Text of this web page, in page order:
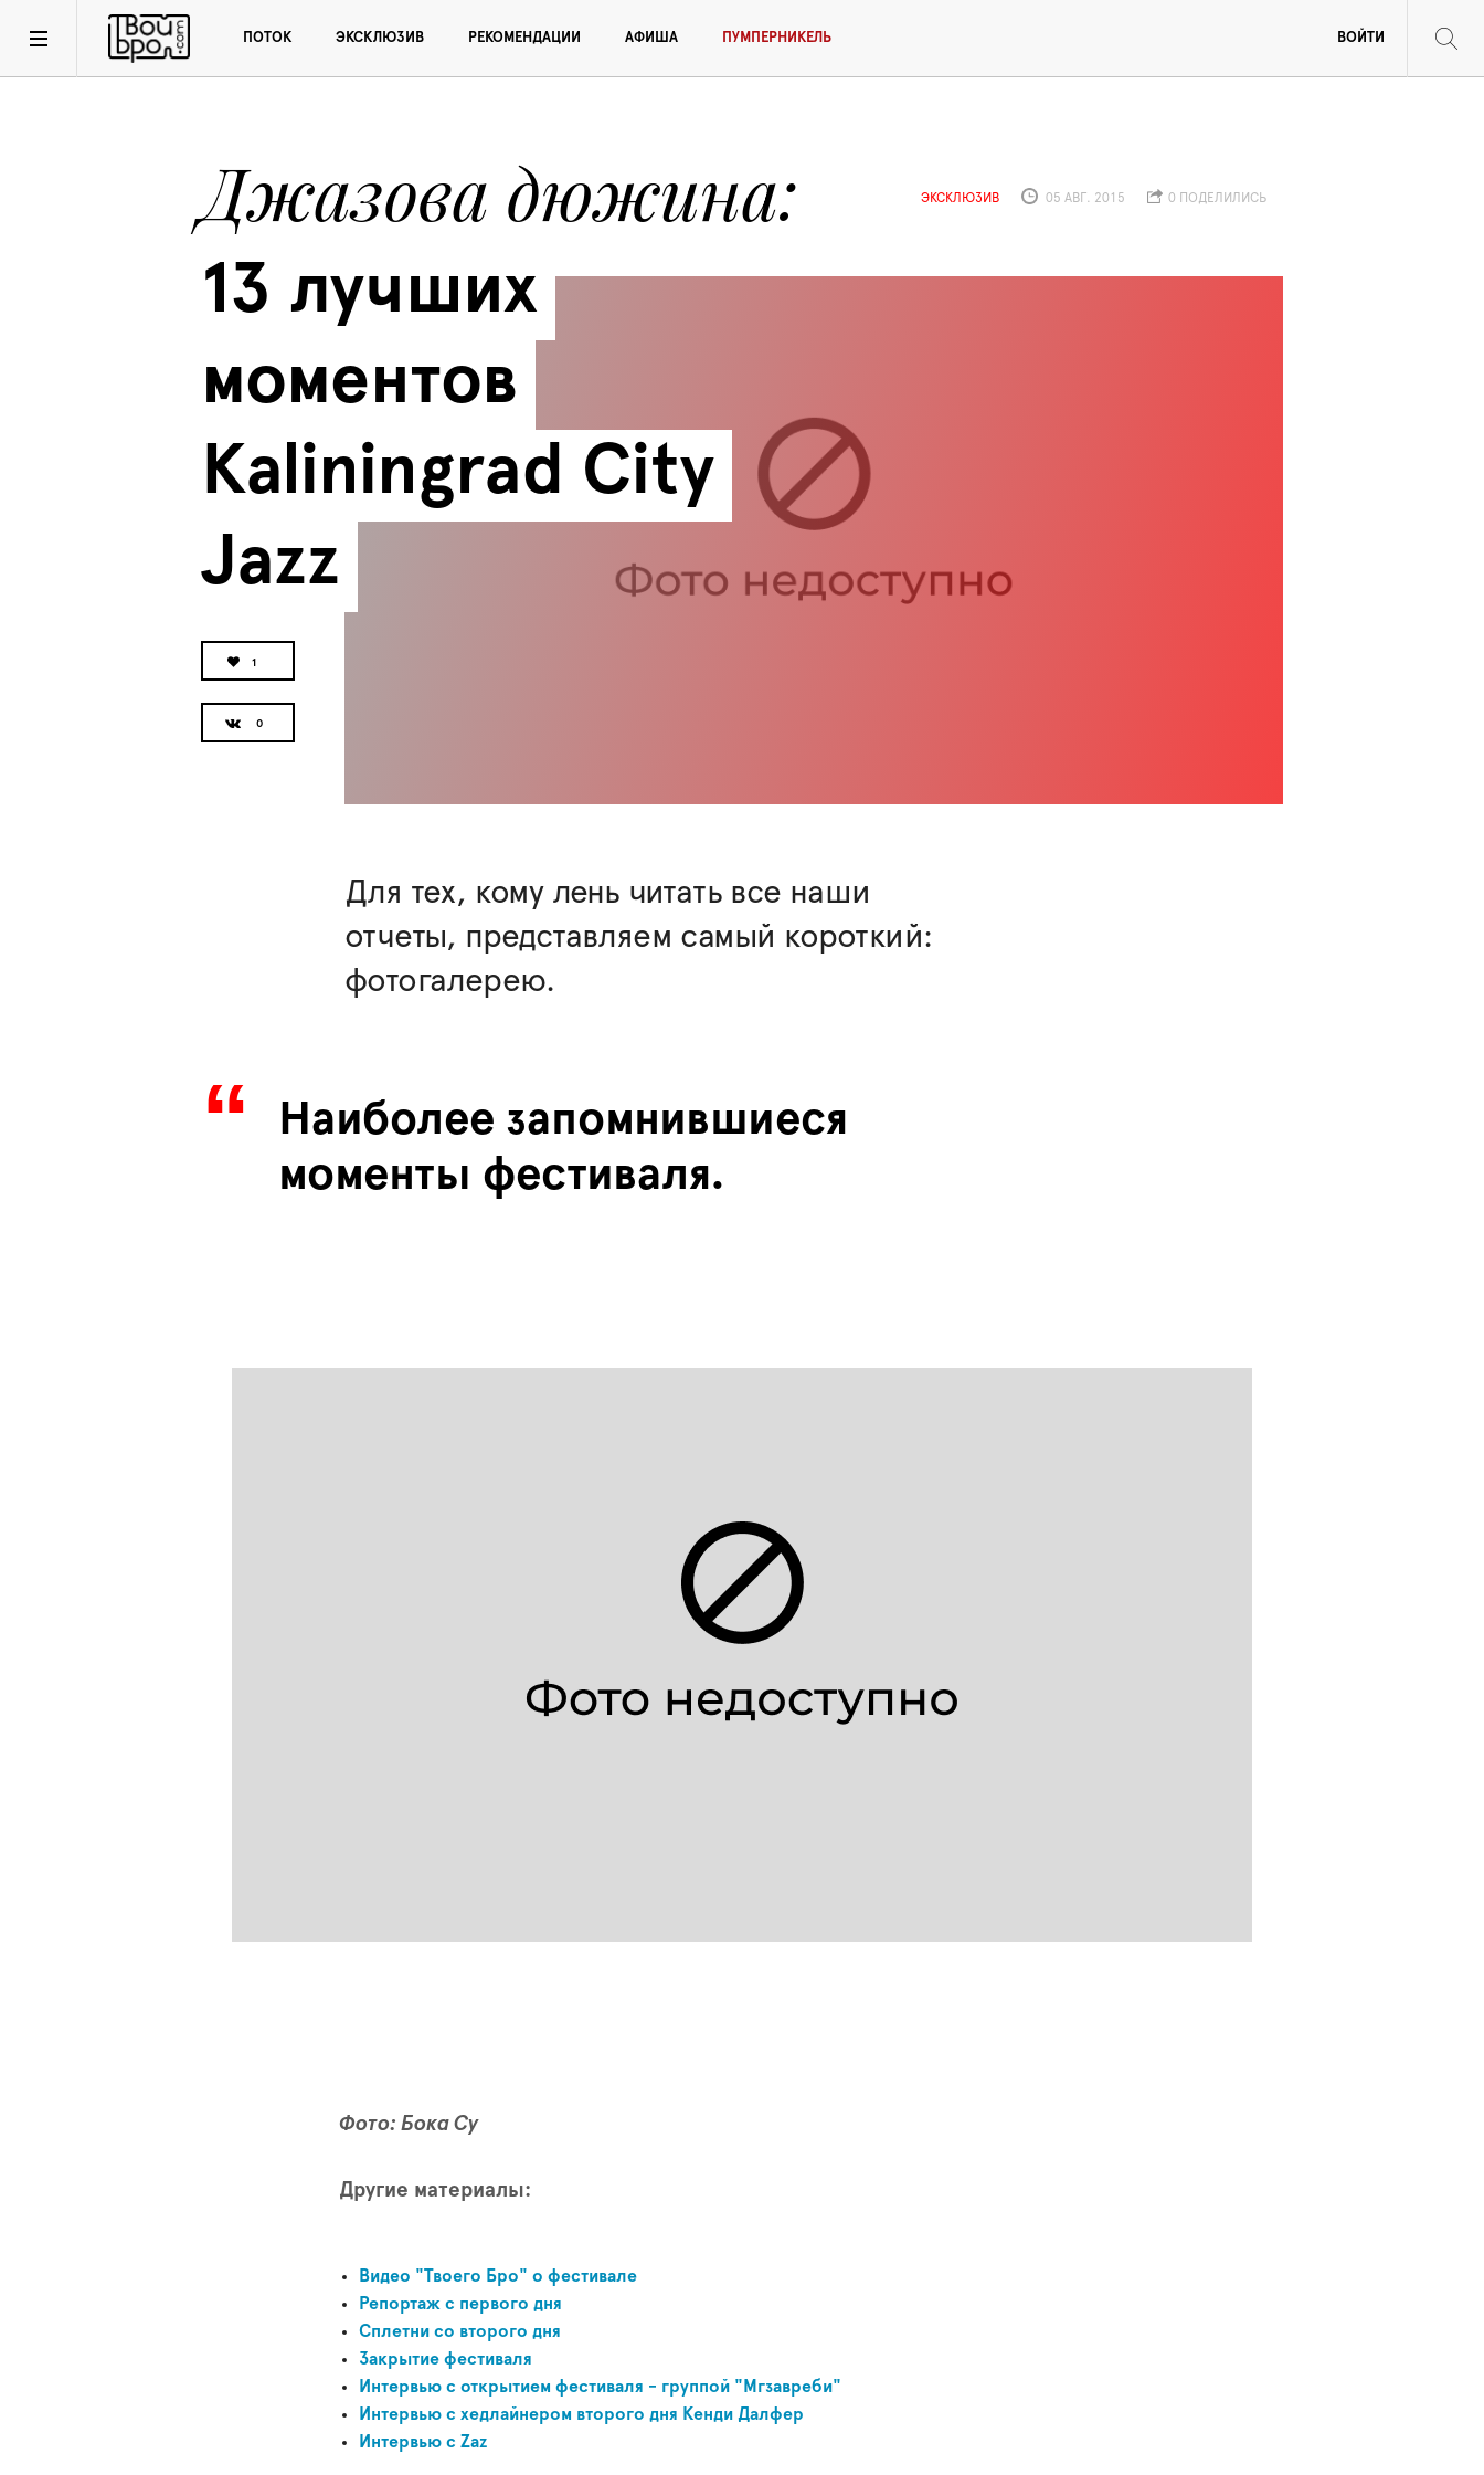
ПОТОК ЭКСКЛЮЗИВ РЕКОМЕНДАЦИИ АФИША ПУМПЕРНИКЕЛЬ ВОЙТИ
Джазова дюжина
13 лучших
моментов
Kaliningrad City
Jazz
1
ЭКСКЛЮЗИВ 05 АВГ. 2015 0 ПОДЕЛИЛИСЬ
Для тех, кому лень читать все наши
отчеты, представляем самый короткий:
фотогалерею.
Наиболее запомнившиеся
моменты фестиваля.
Фото: Бока Су
Другие материалы:
Видео "Твоего Бро" о фестивале
Репортаж с первого дня
Сплетни со второго дня
Закрытие фестиваля
Интервью с открытием фестиваля - группой "Мгзавреби"
Интервью с хедлайнером второго дня Кенди Далфер
Интервью с Zaz